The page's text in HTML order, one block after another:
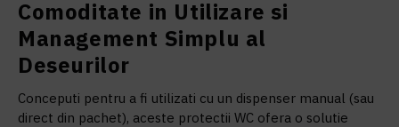
Comoditate in Utilizare si
Management Simplu al
Deseurilor
Conceputi pentru a fi utilizati cu un dispenser manual (sau
direct din pachet), aceste protectii WC ofera o solutie